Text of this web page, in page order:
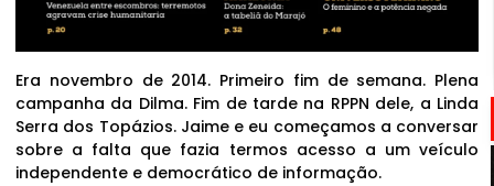
Era novembro de 2014. Primeiro fim de semana. Plena
campanha da Dilma. Fim de tarde na RPPN dele, a Linda
Serra dos Topázios. Jaime e eu começamos a conversar
sobre a falta que fazia termos acesso a um veículo
independente e democrático de informação.